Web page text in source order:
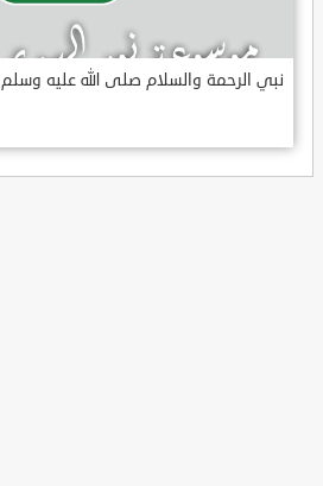
نبي الرحمة والسلام صلى الله عليه وسلم